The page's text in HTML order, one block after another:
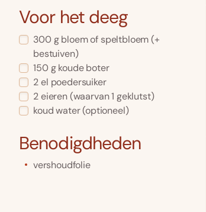
Voor het deeg
300 g bloem of speltbloem(+
bestuiven)
150 g koude boter
2el poedersuiker
2eieren(waarvan 1 geklutst)
koud water(optioneel)
Benodigdheden
vershoudfolie